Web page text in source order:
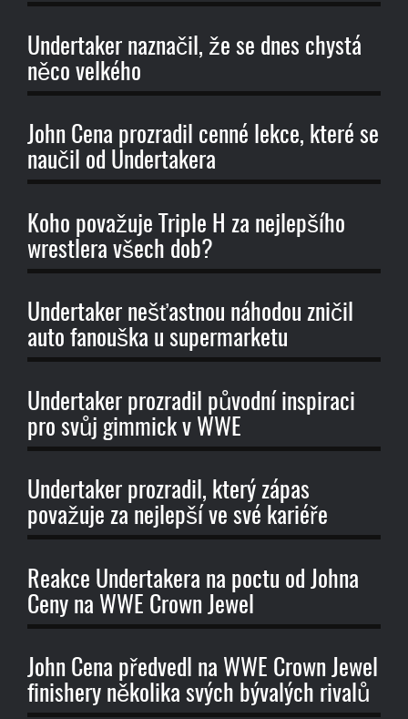
Undertaker naznačil, že se dnes chystá
něco velkého
John Cena prozradil cenné lekce, které se
naučil od Undertakera
Koho považuje Triple H za nejlepšího
wrestlera všech dob?
Undertaker nešťastnou náhodou zničil
auto fanouška u supermarketu
Undertaker prozradil původní inspiraci
pro svůj gimmick v WWE
Undertaker prozradil, který zápas
považuje za nejlepší ve své kariéře
Reakce Undertakera na poctu od Johna
Ceny na WWE Crown Jewel
John Cena předvedl na WWE Crown Jewel
finishery několika svých bývalých rivalů